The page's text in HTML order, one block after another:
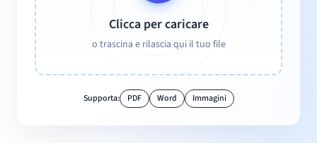
Clicca per caricare
o trascina e rilascia qui il tuo file
Supporta: PDF Word Immagini